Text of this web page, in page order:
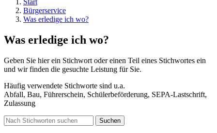
Start
Bürgerservice
Was erledige ich wo?
Was erledige ich wo?
Geben Sie hier ein Stichwort oder einen Teil eines Stichwortes ein
und wir finden die gesuchte Leistung für Sie.
Häufig verwendete Stichworte sind u.a.
Abfall, Bau, Führerschein, Schülerbeförderung, SEPA-Lastschrift,
Zulassung
Suchen